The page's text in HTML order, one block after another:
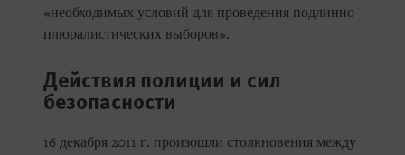
«необходимых условий для проведения подлинно
плюралистических выборов».
Действия полиции и сил
безопасности
16 декабря 2011 г. произошли столкновения между